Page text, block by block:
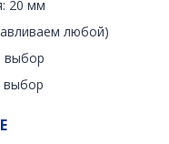
20 мм
любой)
выбор
выбор